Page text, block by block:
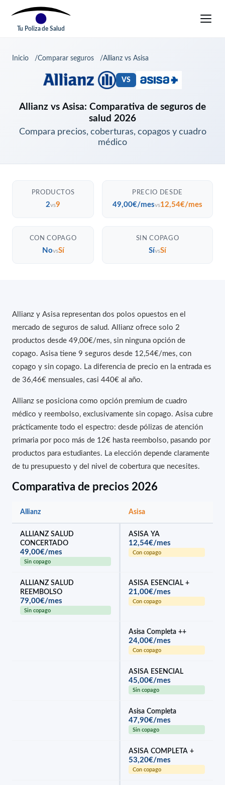
Tu Poliza de Salud
Inicio Comparar seguros Allianz vs Asisa
VS
Allianz vs Asisa: Comparativa de seguros de
salud 2026
Compara precios, coberturas, copagos y cuadro
médico
PRODUCTOS
2vs9
PRECIO DESDE
49,00€/mesvs12,54€/mes
CON COPAGO
NovsSí
SIN COPAGO
SívsSí
Allianz y Asisa representan dos polos opuestos en el
mercado de seguros de salud. Allianz ofrece solo 2
productos desde 49,00€/mes, sin ninguna opción de
copago. Asisa tiene 9 seguros desde 12,54€/mes, con
copago y sin copago. La diferencia de precio en la entrada es
de 36,46€ mensuales, casi 440€ al año.
Allianz se posiciona como opción premium de cuadro
médico y reembolso, exclusivamente sin copago. Asisa cubre
prácticamente todo el espectro: desde pólizas de atención
primaria por poco más de 12€ hasta reembolso, pasando por
productos para estudiantes. La elección depende claramente
de tu presupuesto y del nivel de cobertura que necesites.
Comparativa de precios 2026
Allianz Asisa
ALLIANZ SALUD
CONCERTADO
49,00€/mes
Sin copago
ASISA YA
12,54€/mes
Con copago
ALLIANZ SALUD
REEMBOLSO
79,00€/mes
Sin copago
ASISA ESENCIAL +
21,00€/mes
Con copago
Asisa Completa ++
24,00€/mes
Con copago
ASISA ESENCIAL
45,00€/mes
Sin copago
Asisa Completa
47,90€/mes
Sin copago
ASISA COMPLETA +
53,20€/mes
Con copago